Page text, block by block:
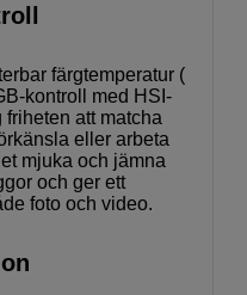
färgtemperatur (
kontroll med HSI-
att matcha
eller arbeta
mjuka och jämna
och ger ett
foto och video.